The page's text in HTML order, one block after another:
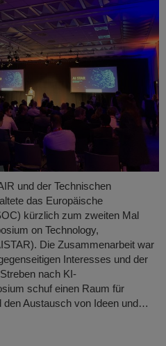
und der Technischen
das Europäische
kürzlich zum zweiten Mal
on Technology,
Die Zusammenarbeit war
Interesses und der
nach KI-
schuf einen Raum für
den Austausch von Ideen und…